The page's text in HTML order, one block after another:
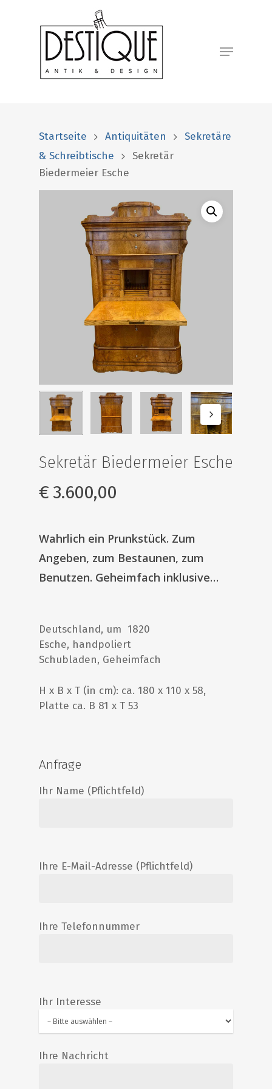
Startseite Antiquitäten
Sekretäre
& Schreibtische
Sekretär
Biedermeier Esche
Sekretär Biedermeier Esche
€3.600,00
Wahrlich ein Prunkstück. Zum
Angeben, zum Bestaunen, zum
Benutzen. Geheimfach inklusive…
Deutschland, um 1820
Esche, handpoliert
Schubladen, Geheimfach
H x B x T (in cm): ca. 180 x 110 x 58,
Platte ca. B 81 x T 53
Anfrage
Ihr Name (Pflichtfeld)
Ihre E-Mail-Adresse (Pflichtfeld)
Ihre Telefonnummer
Ihr Interesse
Ihre Nachricht